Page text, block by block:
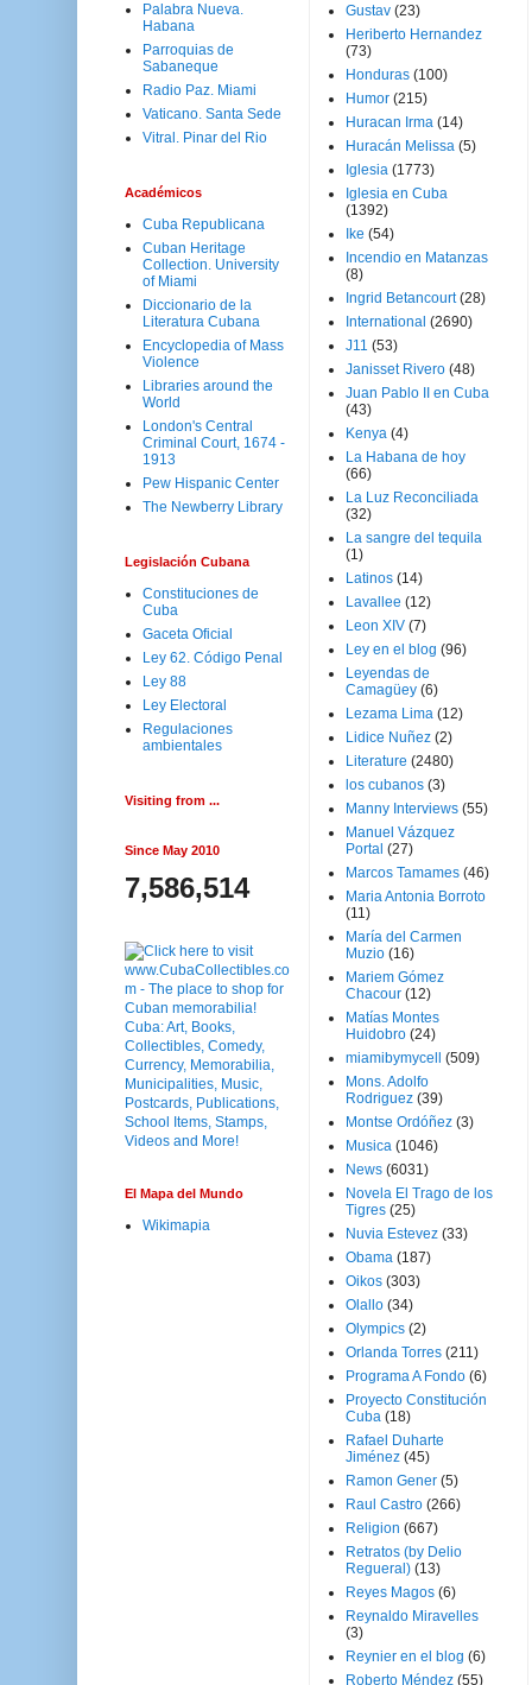
Palabra Nueva.
Habana
Parroquias de
Sabaneque
Radio Paz. Miami
Vaticano. Santa Sede
Vitral. Pinar del Rio
Académicos
Cuba Republicana
Cuban Heritage
Collection. University
of Miami
Diccionario de la
Literatura Cubana
Encyclopedia of Mass
Violence
Libraries around the
World
London's Central
Criminal Court, 1674 -
1913
Pew Hispanic Center
The Newberry Library
Legislación Cubana
Constituciones de
Cuba
Gaceta Oficial
Ley 62. Código Penal
Ley 88
Ley Electoral
Regulaciones
ambientales
Visiting from ...
Since May 2010
7,586,514
El Mapa del Mundo
Wikimapia
Gustav (23)
Heriberto Hernandez
(73)
Honduras (100)
Humor (215)
Huracan Irma (14)
Huracán Melissa (5)
Iglesia (1773)
Iglesia en Cuba
(1392)
Ike (54)
Incendio en Matanzas
(8)
Ingrid Betancourt (28)
International (2690)
J11 (53)
Janisset Rivero (48)
Juan Pablo II en Cuba
(43)
Kenya (4)
La Habana de hoy
(66)
La Luz Reconciliada
(32)
La sangre del tequila
(1)
Latinos (14)
Lavallee (12)
Leon XIV (7)
Ley en el blog (96)
Leyendas de
Camagüey (6)
Lezama Lima (12)
Lidice Nuñez (2)
Literature (2480)
los cubanos (3)
Manny Interviews (55)
Manuel Vázquez
Portal (27)
Marcos Tamames (46)
Maria Antonia Borroto
(11)
María del Carmen
Muzio (16)
Mariem Gómez
Chacour (12)
Matías Montes
Huidobro (24)
miamibymycell
(509)
Mons. Adolfo
Rodriguez (39)
Montse Ordóñez (3)
Musica (1046)
News (6031)
Novela El Trago de los
Tigres (25)
Nuvia Estevez (33)
Obama (187)
Oikos (303)
Olallo (34)
Olympics (2)
Orlanda Torres (211)
Programa A Fondo (6)
Proyecto Constitución
Cuba (18)
Rafael Duharte
Jiménez (45)
Ramon Gener (5)
Raul Castro (266)
Religion (667)
Retratos (by Delio
Regueral) (13)
Reyes Magos (6)
Reynaldo Miravelles
(3)
Reynier en el blog (6)
Roberto Méndez (55)